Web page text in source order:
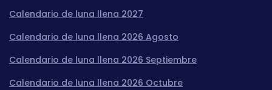
Calendario de luna llena 2027
Calendario de luna llena 2026 Agosto
Calendario de luna llena 2026 Septiembre
Calendario de luna llena 2026 Octubre